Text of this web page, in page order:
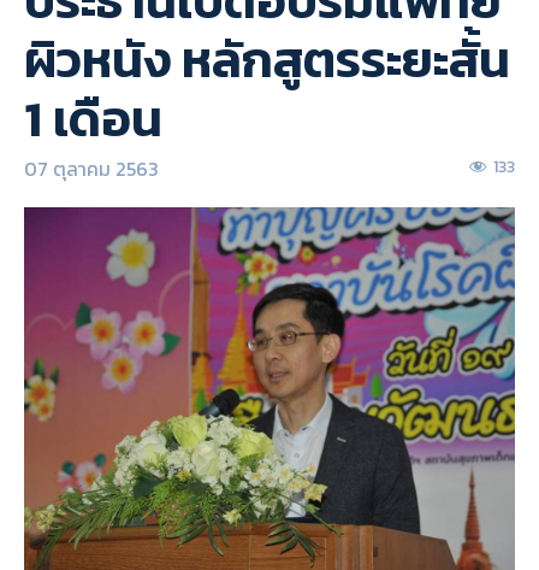
ผิวหนัง หลักสูตรระยะสั้น
1 เดือน
07 ตุลาคม 2563 133